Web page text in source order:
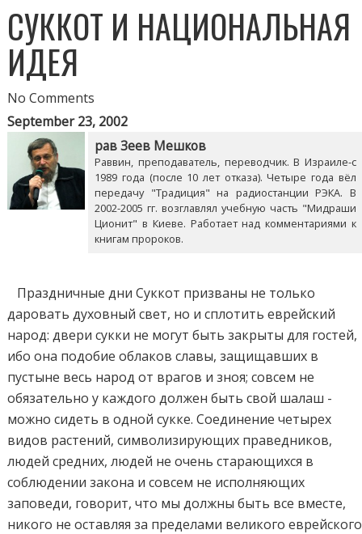
СУККОТ И НАЦИОНАЛЬНАЯ
ИДЕЯ
No Comments
September 23, 2002
рав Зеев Мешков
Раввин, преподаватель, переводчик. В Израиле-с
1989 года (после 10 лет отказа). Четыре года вёл
передачу "Традиция" на радиостанции РЭКА. В
2002-2005 гг. возглавлял учебную часть "Мидраши
Ционит" в Киеве. Работает над комментариями к
книгам пророков.
Праздничные дни Суккот призваны не только
даровать духовный свет, но и сплотить еврейский
народ: двери сукки не могут быть закрыты для гостей,
ибо она подобие облаков славы, защищавших в
пустыне весь народ от врагов и зноя; совсем не
обязательно у каждого должен быть свой шалаш -
можно сидеть в одной сукке. Соединение четырех
видов растений, символизирующих праведников,
людей средних, людей не очень старающихся в
соблюдении закона и совсем не исполняющих
заповеди, говорит, что мы должны быть все вместе,
никого не оставляя за пределами великого еврейского